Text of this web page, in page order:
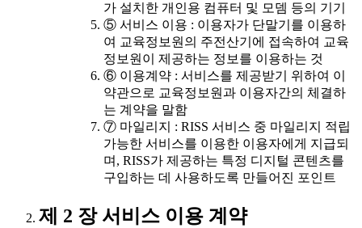
가 설치한 개인용 컴퓨터 및 모뎀 등의 기기
⑤ 서비스 이용 : 이용자가 단말기를 이용하
여 교육정보원의 주전산기에 접속하여 교육
정보원이 제공하는 정보를 이용하는 것
⑥ 이용계약 : 서비스를 제공받기 위하여 이
약관으로 교육정보원과 이용자간의 체결하
는 계약을 말함
⑦ 마일리지 : RISS 서비스 중 마일리지 적립
가능한 서비스를 이용한 이용자에게 지급되
며, RISS가 제공하는 특정 디지털 콘텐츠를
구입하는 데 사용하도록 만들어진 포인트
제 2 장 서비스 이용 계약